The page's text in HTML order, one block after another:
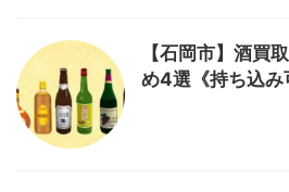
【石岡市】酒買
め4選《持ち込み